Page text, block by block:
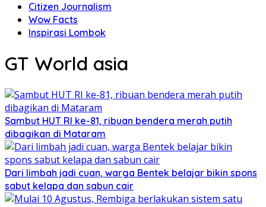
Citizen Journalism
Wow Facts
Inspirasi Lombok
GT World asia
Sambut HUT RI ke-81, ribuan bendera merah putih
dibagikan di Mataram
Dari limbah jadi cuan, warga Bentek belajar bikin spons
sabut kelapa dan sabun cair